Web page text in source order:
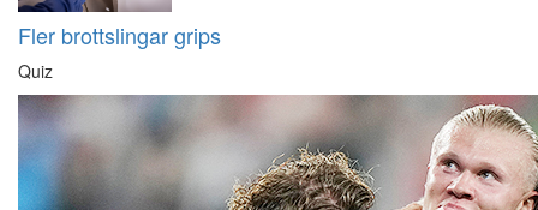
Fler brottslingar grips
Quiz